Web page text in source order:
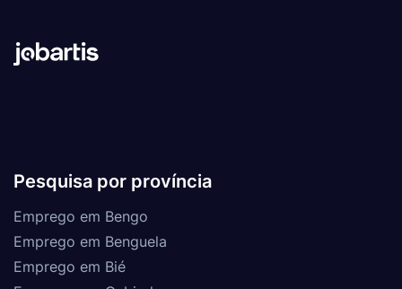
Pesquisa por província
Emprego em Bengo
Emprego em Benguela
Emprego em Bié